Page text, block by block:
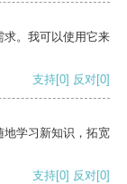
求。我可以使用它来
支持[0] 反对[0]
地学习新知识，拓宽
支持[0] 反对[0]